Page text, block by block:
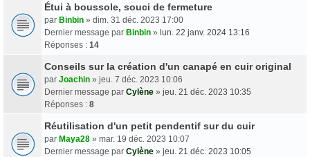
Étui à boussole, souci de fermeture
par Binbin » dim. 31 déc. 2023 17:00
Dernier message par Binbin » lun. 22 janv. 2024 13:16
Réponses : 14
Conseils sur la création d'un canapé en cuir original
par Joachin » jeu. 7 déc. 2023 10:06
Dernier message par Cylène » jeu. 21 déc. 2023 10:35
Réponses : 8
Réutilisation d'un petit pendentif sur du cuir
par Maya28 » mar. 19 déc. 2023 10:07
Dernier message par Cylène » jeu. 21 déc. 2023 10:05